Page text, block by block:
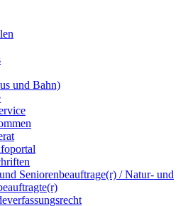
und Bahn)
Seniorenbeauftrage(r) / Natur- und